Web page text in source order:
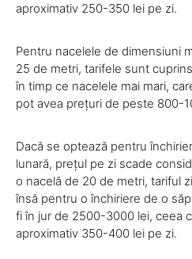
aproximativ 250-350 lei pe zi.
Pentru nacelele de dimensiuni
25 de metri, tarifele sunt
în timp ce nacelele mai mari,
pot avea prețuri de peste 800-
Dacă se optează pentru
lunară, prețul pe zi scade
o nacelă de 20 de metri, tariful
însă pentru o închiriere de o
fi în jur de 2500-3000 lei, ceea
aproximativ 350-400 lei pe zi.